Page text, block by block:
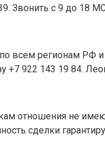
Звонить с 9 до 18
по всем регионам РФ
922 143 19 84.
отношения не
сделки